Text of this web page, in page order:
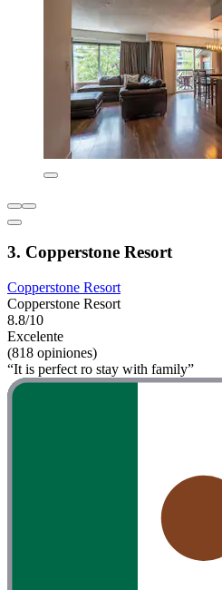
3. Copperstone Resort
Copperstone Resort
Copperstone Resort
8.8/10
Excelente
(818 opiniones)
“It is perfect ro stay with family”